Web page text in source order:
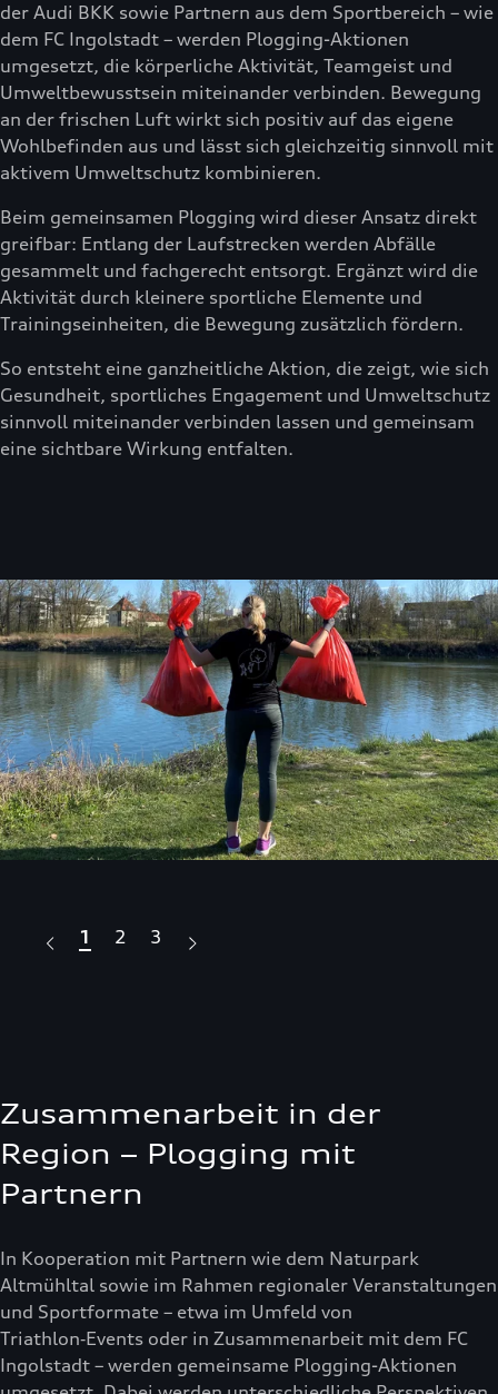
der Audi BKK sowie Partnern aus dem Sportbereich – wie
dem FC Ingolstadt – werden Plogging-Aktionen
umgesetzt, die körperliche Aktivität, Teamgeist und
Umweltbewusstsein miteinander verbinden. Bewegung
an der frischen Luft wirkt sich positiv auf das eigene
Wohlbefinden aus und lässt sich gleichzeitig sinnvoll mit
aktivem Umweltschutz kombinieren.
Beim gemeinsamen Plogging wird dieser Ansatz direkt
greifbar: Entlang der Laufstrecken werden Abfälle
gesammelt und fachgerecht entsorgt. Ergänzt wird die
Aktivität durch kleinere sportliche Elemente und
Trainingseinheiten, die Bewegung zusätzlich fördern.
So entsteht eine ganzheitliche Aktion, die zeigt, wie sich
Gesundheit, sportliches Engagement und Umweltschutz
sinnvoll miteinander verbinden lassen und gemeinsam
eine sichtbare Wirkung entfalten.
1 2 3
Zusammenarbeit in der
Region – Plogging mit
Partnern
In Kooperation mit Partnern wie dem Naturpark
Altmühltal sowie im Rahmen regionaler Veranstaltungen
und Sportformate – etwa im Umfeld von
Triathlon‑Events oder in Zusammenarbeit mit dem FC
Ingolstadt – werden gemeinsame Plogging-Aktionen